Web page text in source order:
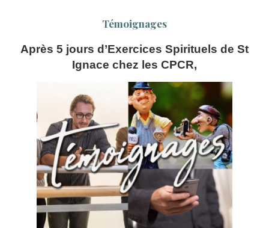
Témoignages
Après 5 jours d’Exercices Spirituels de St
Ignace chez les CPCR,